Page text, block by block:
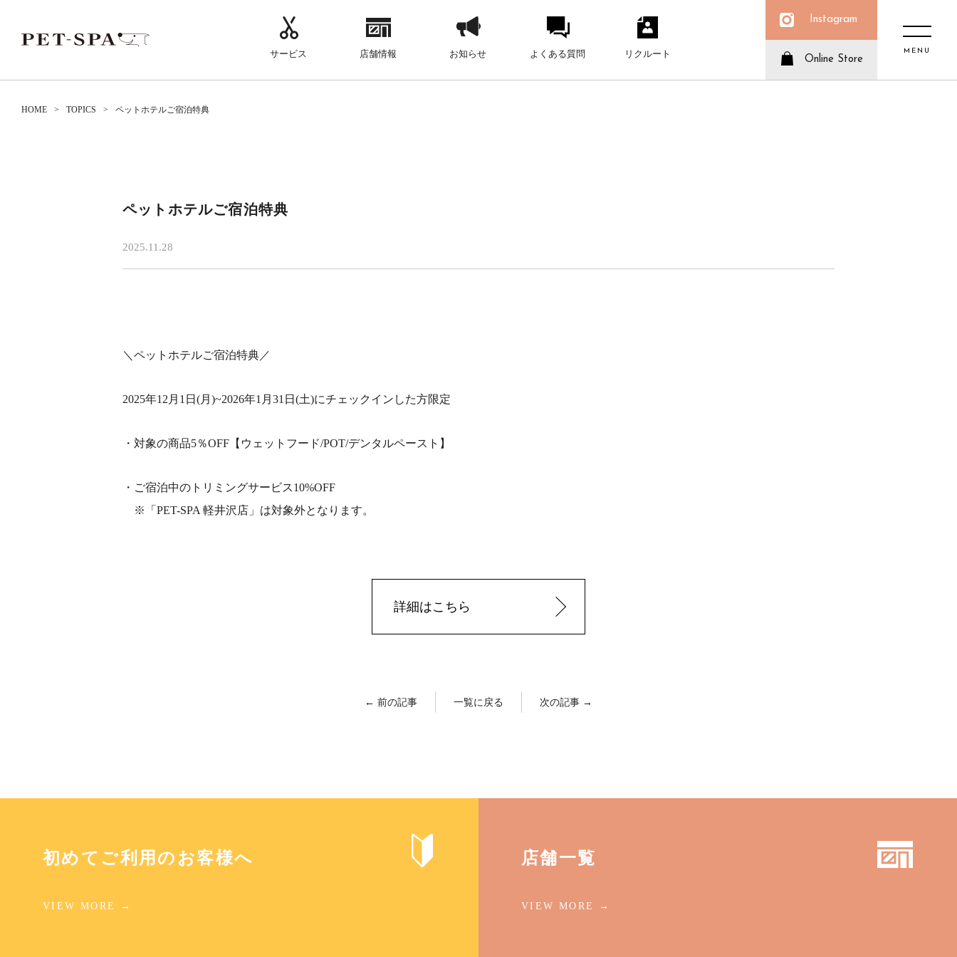
サービス 店舗情報 お知らせ よくある質問 リクルート
Instagram
Online Store
MENU
HOME TOPICS ペットホテルご宿泊特典
ペットホテルご宿泊特典
2025.11.28
＼ペットホテルご宿泊特典／
2025年12月1日(月)~2026年1月31日(土)にチェックインした方限定
・対象の商品5％OFF【ウェットフード/POT/デンタルペースト】
・ご宿泊中のトリミングサービス10%OFF
※「PET-SPA 軽井沢店」は対象外となります。
詳細はこちら
← 前の記事 一覧に戻る 次の記事 →
初めてご利用のお客様へ 店舗一覧